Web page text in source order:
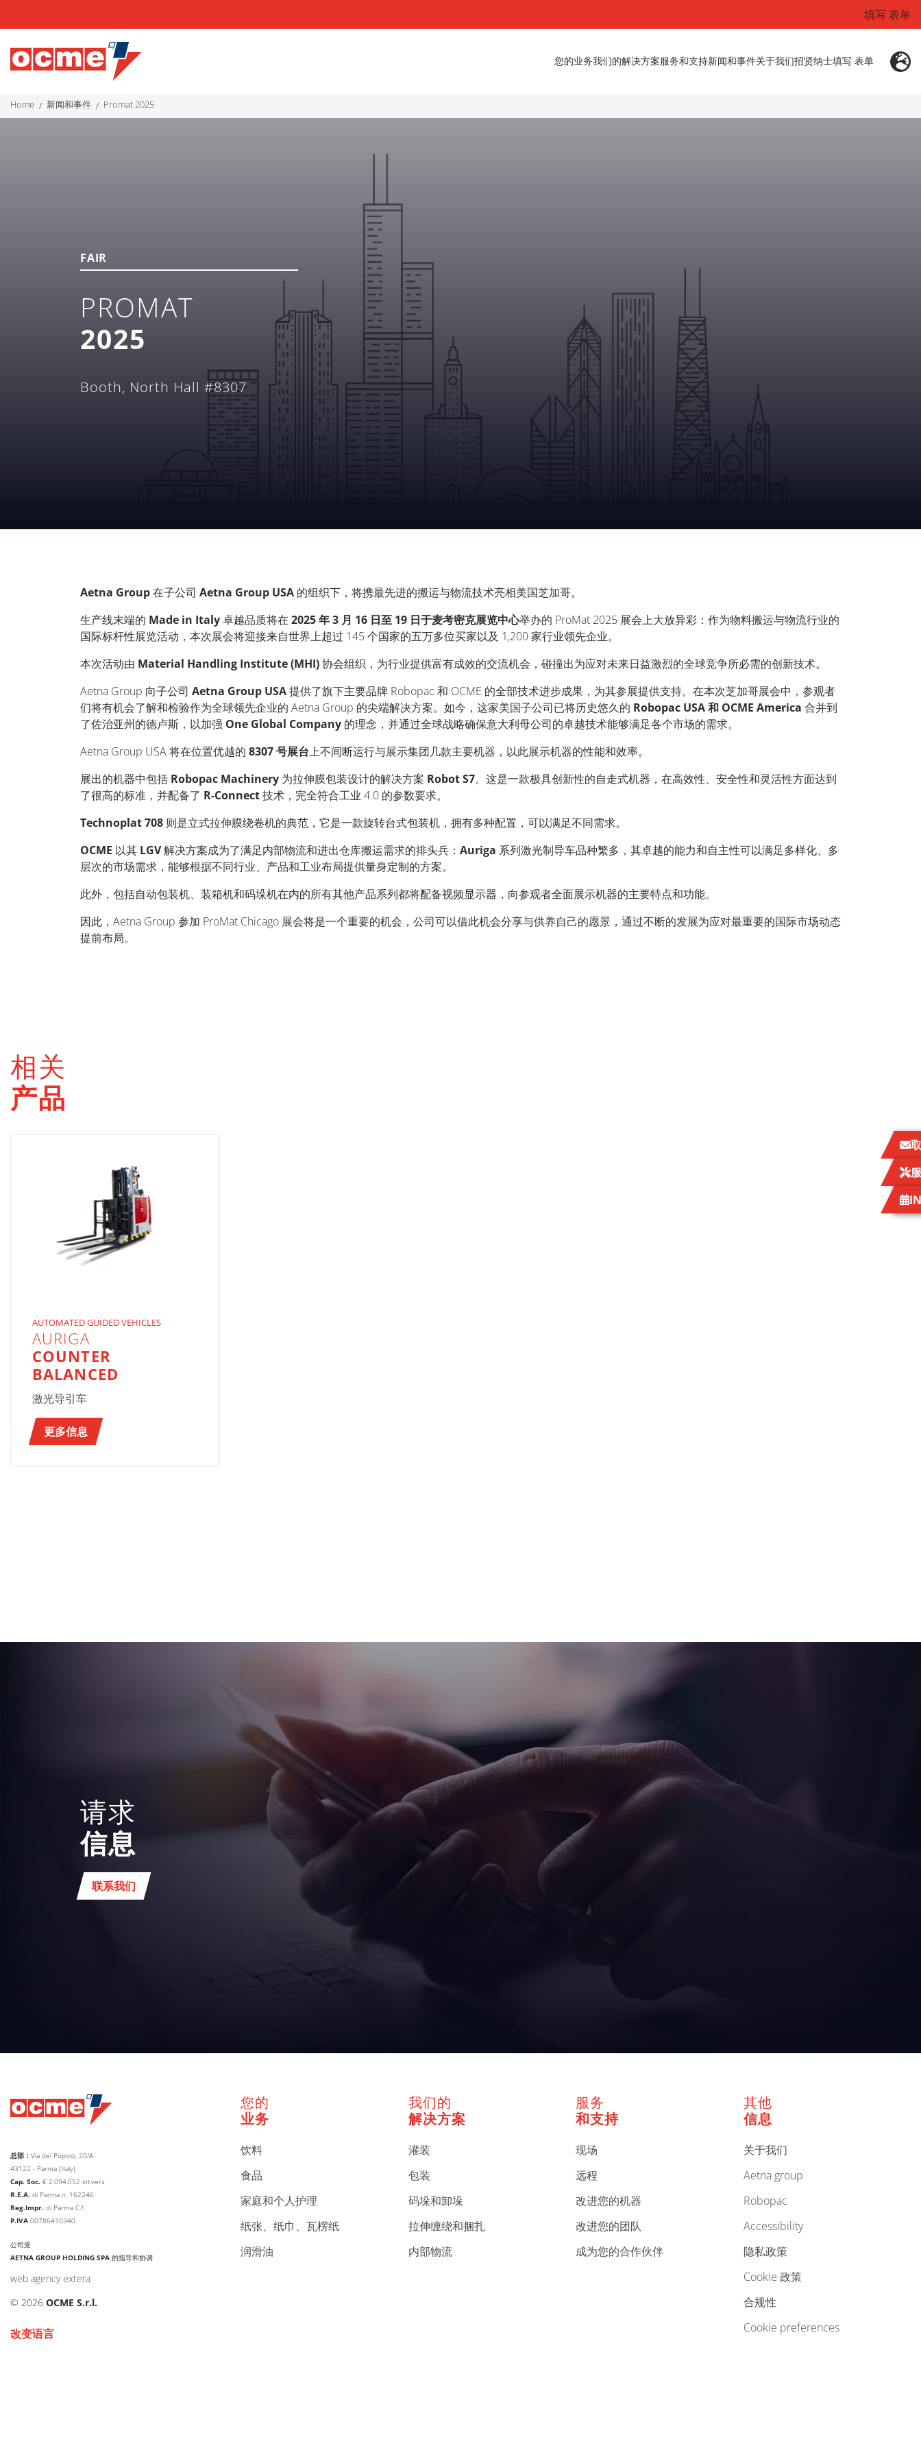
填写 表单
您的业务我们的解决方案服务和支持新闻和事件关于我们招贤纳士填写 表单
home 新闻和事件 promat 2025
FAIR
PROMAT
2025
Booth, North Hall #8307
Aetna Group在子公司 Aetna Group USA 的组织下，将携最先进的搬运与物流技术亮相美国芝加哥。
生产线末端的 Made in Italy卓越品质将在 2025 年 3 月 16 日至 19 日于麦考密克展览中心举办的 ProMat 2025 展会上大放异彩：作为物料搬运与物流行业的
国际标杆性展览活动，本次展会将迎接来自世界上超过 145 个国家的五万多位买家以及 1,200 家行业领先企业。
本次活动由 Material Handling Institute (MHI)协会组织，为行业提供富有成效的交流机会，碰撞出为应对未来日益激烈的全球竞争所必需的创新技术。
Aetna Group 向子公司 Aetna Group USA提供了旗下主要品牌 Robopac 和 OCME 的全部技术进步成果，为其参展提供支持。在本次芝加哥展会中，参观者
们将有机会了解和检验作为全球领先企业的 Aetna Group 的尖端解决方案。如今，这家美国子公司已将历史悠久的 Robopac USA 和 OCME America 合并到
了佐治亚州的德卢斯，以加强 One Global Company 的理念，并通过全球战略确保意大利母公司的卓越技术能够满足各个市场的需求。
Aetna Group USA 将在位置优越的 8307 号展台上不间断运行与展示集团几款主要机器，以此展示机器的性能和效率。
展出的机器中包括 Robopac Machinery 为拉伸膜包装设计的解决方案 Robot S7。 这是一款极具创新性的自走式机器，在高效性、安全性和灵活性方面达到
了很高的标准，并配备了 R-Connect技术，完全符合工业 4.0 的参数要求。
Technoplat 708 则是立式拉伸膜绕卷机的典范，它是一款旋转台式包装机，拥有多种配置，可以满足不同需求。
OCME 以其 LGV解决方案成为了满足内部物流和进出仓库搬运需求的排头兵： Auriga 系列激光制导车品种繁多，其卓越的能力和自主性可以满足多样化、多
层次的市场需求，能够根据不同行业、产品和工业布局提供量身定制的方案。
此外，包括自动包装机、装箱机和码垛机在内的所有其他产品系列都将配备视频显示器，向参观者全面展示机器的主要特点和功能。
因此，Aetna Group 参加 ProMat Chicago 展会将是一个重要的机会，公司可以借此机会分享与供养自己的愿景，通过不断的发展为应对最重要的国际市场动态
提前布局。
相关
产品
AUTOMATED GUIDED VEHICLES
AURIGA
COUNTER
BALANCED
激光导引车
更多信息
请求
信息
联系我们
总部： Via del Popolo, 20/A
43122 - Parma (Italy)
Cap. Soc. € 2.094.052 int.vers
R.E.A. di Parma n. 162246
Reg.Impr. di Parma C.F.
P.IVA 00786410340
公司受
AETNA GROUP HOLDING SPA 的指导和协调
web agency extera
© 2026 OCME S.r.l.
改变语言
您的
业务
饮料
食品
家庭和个人护理
纸张、纸巾、瓦楞纸
润滑油
我们的
解决方案
灌装
包装
码垛和卸垛
拉伸缠绕和捆扎
内部物流
服务
和支持
现场
远程
改进您的机器
改进您的团队
成为您的合作伙伴
其他
信息
关于我们
aetna group
robopac
accessibility
隐私政策
cookie 政策
合规性
cookie preferences